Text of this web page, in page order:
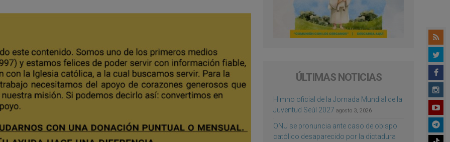
ÚLTIMAS NOTICIAS
Himno oficial de la Jornada Mundial de la
Juventud Seúl 2027 agosto 3, 2026
ONU se pronuncia ante caso de obispo
católico desaparecido por la dictadura